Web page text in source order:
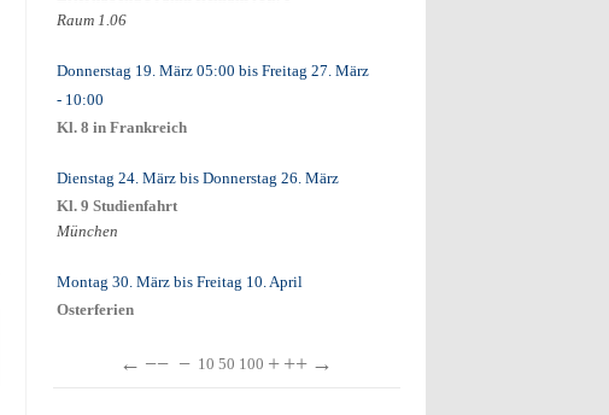
Raum 1.06
Donnerstag 19. März05:00 bis Freitag 27. März
- 10:00
Kl. 8 in Frankreich
Dienstag 24. Märzbis Donnerstag 26. März
Kl. 9 Studienfahrt
München
Montag 30. Märzbis Freitag 10. April
Osterferien
← −− − 10 50 100 + ++ →